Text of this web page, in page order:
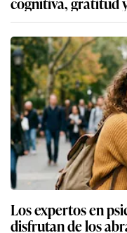
Los expertos en
disfrutan de los